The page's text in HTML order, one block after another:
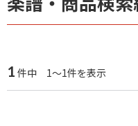
1 件中 1～1件を表示